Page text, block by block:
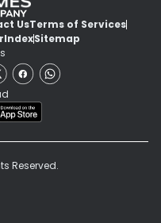
UsTerms of Services
IndexSitemap
Reserved.